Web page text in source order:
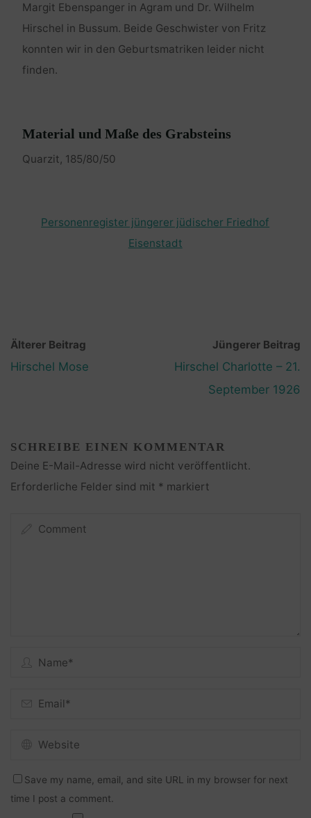
Margit Ebenspanger in Agram und Dr. Wilhelm
Hirschel in Bussum. Beide Geschwister von Fritz
konnten wir in den Geburtsmatriken leider nicht
finden.
Material und Maße des Grabsteins
Quarzit, 185/80/50
Personenregister jüngerer jüdischer Friedhof
Eisenstadt
Älterer Beitrag
Hirschel Mose
Jüngerer Beitrag
Hirschel Charlotte – 21.
September 1926
SCHREIBE EINEN KOMMENTAR
Deine E-Mail-Adresse wird nicht veröffentlicht.
Erforderliche Felder sind mit * markiert
Save my name, email, and site URL in my browser for next
time I post a comment.